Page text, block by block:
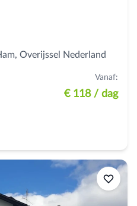
Overijssel Nederland
Vanaf:
€ 118/ dag